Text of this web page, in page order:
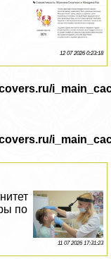
12 07 2026 0:23:18
по
11 07 2026 17:31:23